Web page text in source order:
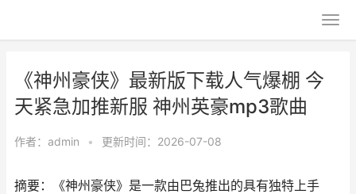
《神州豪侠》最新版下载人气爆棚 今
天紧急加推新服 神州英豪mp3歌曲
作者： admin • 更新时间：2026-07-08
摘要：《神州豪侠》是一款由巴兔推出的具有独特上手